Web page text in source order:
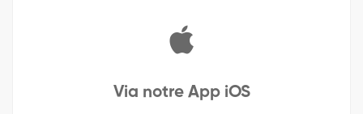
Via notre App iOS